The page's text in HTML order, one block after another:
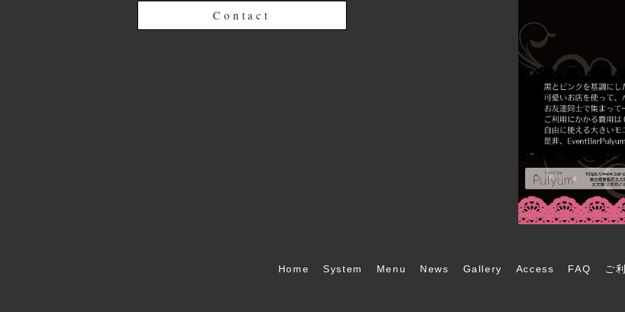
Contact
Home System Menu News Gallery Access FAQ ご